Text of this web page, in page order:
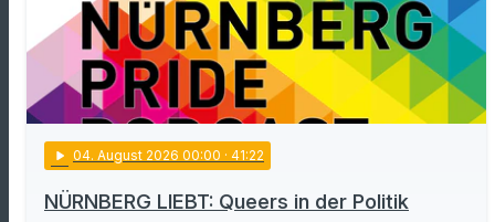
play_arrow 04. August 2026 00:00 · 41:22
NÜRNBERG LIEBT: Queers in der Politik